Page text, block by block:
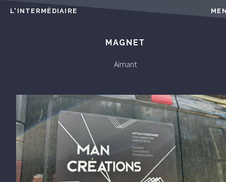
L'INTERMÉDIAIRE
MAGNET
Aimant